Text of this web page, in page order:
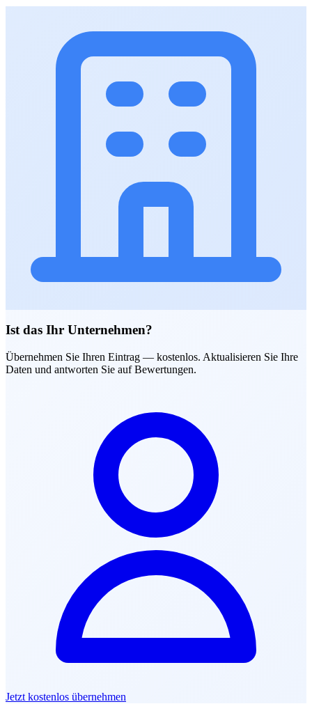
Ist das Ihr Unternehmen?
Übernehmen Sie Ihren Eintrag — kostenlos. Aktualisieren Sie Ihre
Daten und antworten Sie auf Bewertungen.
Jetzt kostenlos übernehmen